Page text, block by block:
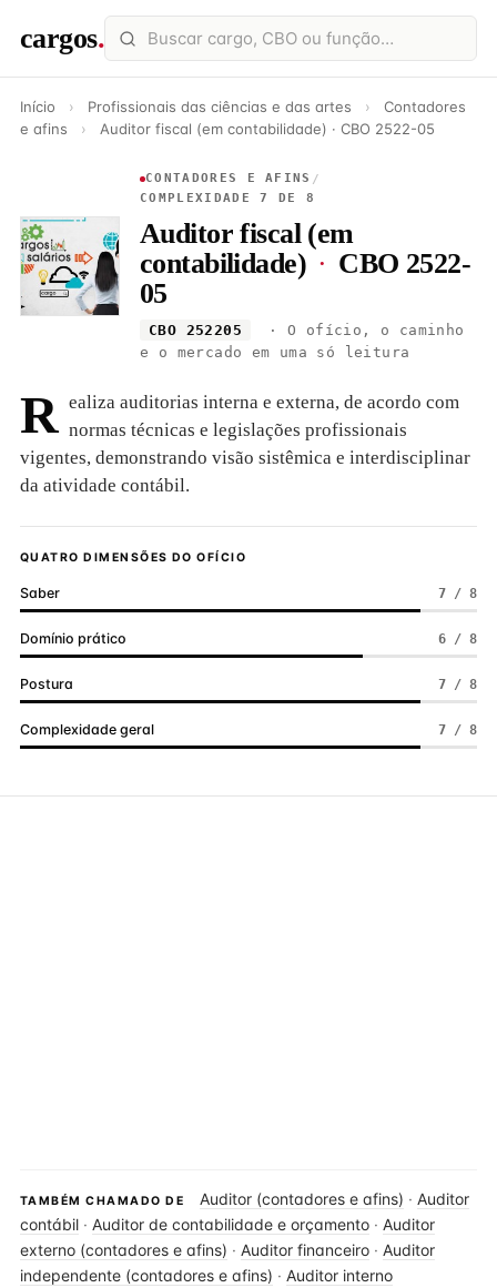
cargos.
Início › Profissionais das ciências e das artes ›
Contadores
e afins
› Auditor fiscal (em contabilidade) · CBO 2522-05
CONTADORES E AFINS /
COMPLEXIDADE 7 DE 8
Auditor fiscal (em
contabilidade) · CBO 2522-
05
CBO 252205
· O ofício, o caminho
e o mercado em uma só leitura
R ealiza auditorias interna e externa, de acordo com
normas técnicas e legislações profissionais
vigentes, demonstrando visão sistêmica e interdisciplinar
da atividade contábil.
QUATRO DIMENSÕES DO OFÍCIO
Saber 7 / 8
Domínio prático 6 / 8
Postura 7 / 8
Complexidade geral 7 / 8
TAMBÉM CHAMADO DE Auditor (contadores e afins) · Auditor
contábil · Auditor de contabilidade e orçamento · Auditor
externo (contadores e afins) · Auditor financeiro · Auditor
independente (contadores e afins) · Auditor interno